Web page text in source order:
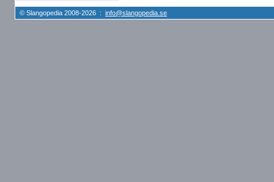
© Slangopedia 2008-2026 : info@slangopedia.se